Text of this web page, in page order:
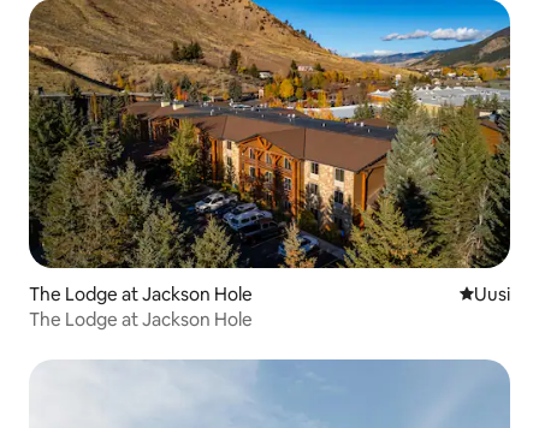
The Lodge at Jackson Hole Uusi
Uusi
The Lodge at Jackson Hole